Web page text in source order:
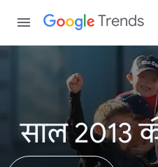
Trends
साल 2013